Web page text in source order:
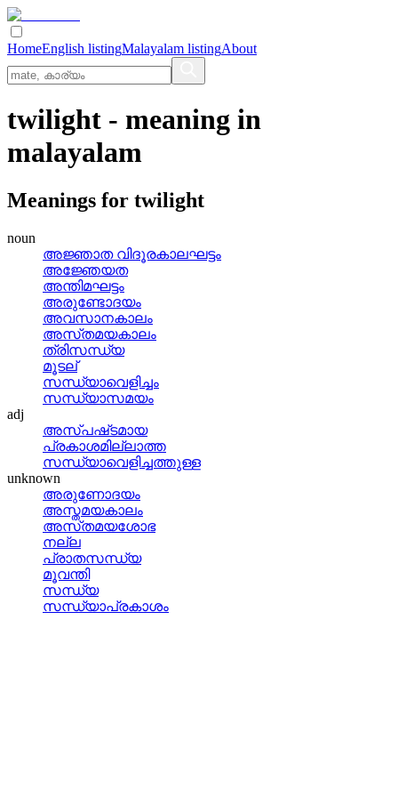
HomeEnglish listingMalayalam listingAbout
twilight - meaning in
malayalam
Meanings for twilight
noun
അജ്ഞാത വിദൂരകാലഘട്ടം
അജ്ഞേയത
അന്തിമഘട്ടം
അരുണ്ടോദയം
അവസാനകാലം
അസ്‌തമയകാലം
ത്രിസന്ധ്യ
മൂടല്
സന്ധ്യാവെളിച്ചം
സന്ധ്യാസമയം
adj
അസ്‌പഷ്‌ടമായ
പ്രകാശമില്ലാത്ത
സന്ധ്യാവെളിച്ചത്തുള്ള
unknown
അരുണോദയം
അസ്തമയകാലം
അസ്‌തമയശോഭ
നല്ല
പ്രാതസന്ധ്യ
മൂവന്തി
സന്ധ്യ
സന്ധ്യാപ്രകാശം